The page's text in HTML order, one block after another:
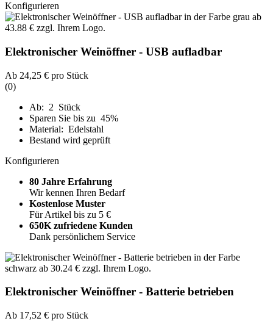
Konfigurieren
Elektronischer Weinöffner - USB aufladbar
Ab 24,25 € pro Stück
(0)
Ab: 2 Stück
Sparen Sie bis zu 45%
Material: Edelstahl
Bestand wird geprüft
Konfigurieren
80 Jahre Erfahrung
Wir kennen Ihren Bedarf
Kostenlose Muster
Für Artikel bis zu 5 €
650K zufriedene Kunden
Dank persönlichem Service
Elektronischer Weinöffner - Batterie betrieben
Ab 17,52 € pro Stück